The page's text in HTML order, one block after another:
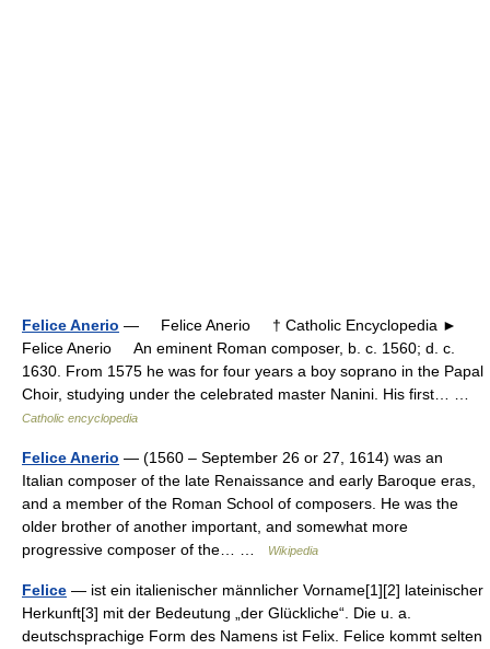
Felice Anerio — Felice Anerio † Catholic Encyclopedia ►
Felice Anerio An eminent Roman composer, b. c. 1560; d. c.
1630. From 1575 he was for four years a boy soprano in the Papal
Choir, studying under the celebrated master Nanini. His first… …
Catholic encyclopedia
Felice Anerio — (1560 – September 26 or 27, 1614) was an
Italian composer of the late Renaissance and early Baroque eras,
and a member of the Roman School of composers. He was the
older brother of another important, and somewhat more
progressive composer of the… …
Wikipedia
Felice — ist ein italienischer männlicher Vorname[1][2] lateinischer
Herkunft[3] mit der Bedeutung „der Glückliche“. Die u. a.
deutschsprachige Form des Namens ist Felix. Felice kommt selten